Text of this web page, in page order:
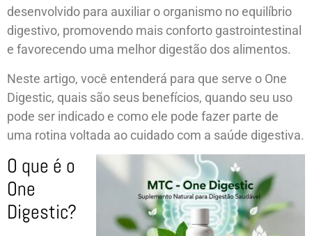
desenvolvido para auxiliar o organismo no equilíbrio
digestivo, promovendo mais conforto gastrointestinal
e favorecendo uma melhor digestão dos alimentos.
Neste artigo, você entenderá para que serve o One
Digestic, quais são seus benefícios, quando seu uso
pode ser indicado e como ele pode fazer parte de
uma rotina voltada ao cuidado com a saúde digestiva.
O que é o
One
Digestic?